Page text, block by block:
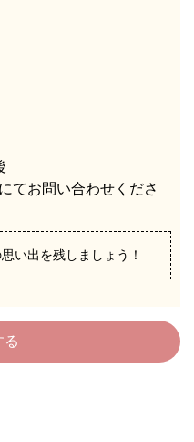
てお問い合わせくださ
い出を残しましょう！
る